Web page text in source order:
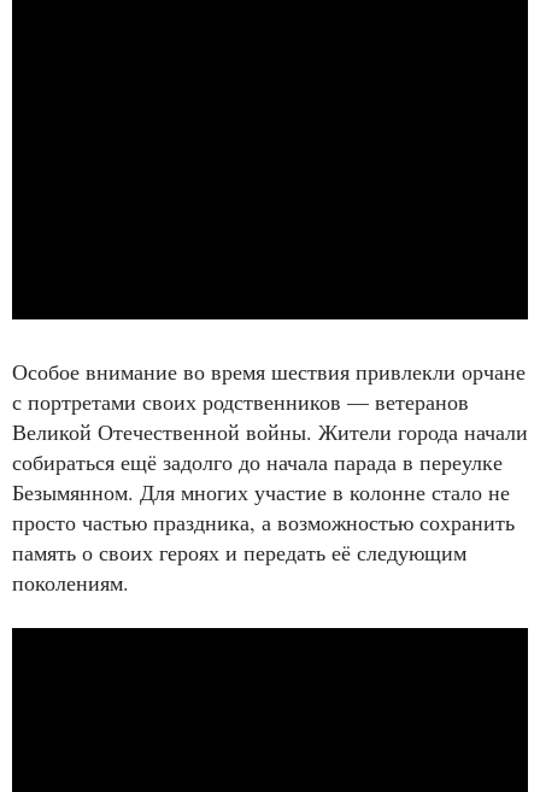
Особое внимание во время шествия привлекли орчане
с портретами своих родственников — ветеранов
Великой Отечественной войны. Жители города начали
собираться ещё задолго до начала парада в переулке
Безымянном. Для многих участие в колонне стало не
просто частью праздника, а возможностью сохранить
память о своих героях и передать её следующим
поколениям.